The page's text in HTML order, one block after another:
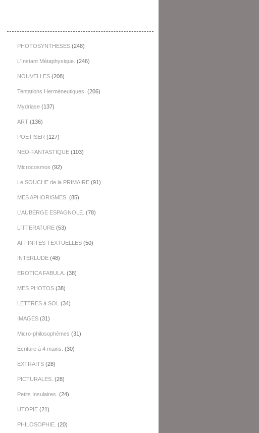
PHOTOSYNTHESES(248)
L'Instant Métaphysique. (246)
NOUVELLES(208)
Tentations Herméneutiques. (206)
Mydriase(137)
ART(136)
POETISER (127)
NEO-FANTASTIQUE(103)
Microcosmos (92)
Le SOUCHE de la PRIMAIRE(91)
MES APHORISMES. (85)
L'AUBERGE ESPAGNOLE. (78)
LITTERATURE(53)
AFFINITES TEXTUELLES(50)
INTERLUDE(48)
EROTICA FABULA. (38)
MES PHOTOS(38)
LETTRES à SOL (34)
IMAGES(31)
Micro-philosophèmes (31)
Ecriture à 4 mains. (30)
EXTRAITS(28)
PICTURALES. (28)
Petits Insulaires. (24)
UTOPIE(21)
PHILOSOPHIE. (20)